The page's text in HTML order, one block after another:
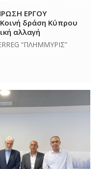
ΕΡΓΟΥ
Κοινή δράση Κύπρου
αλλαγή
“ΠΛΗΜΜΥΡΙΣ”